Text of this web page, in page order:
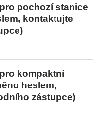
pochozí stanice
kontaktujte
kompaktní
heslem,
zástupce)